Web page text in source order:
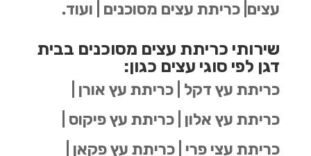
עצים| כריתת עצים מסוכנים | ועוד.
שירותי כריתת עצים מסוכנים בבית
דגן לפי סוגי עצים כגון:
כריתת עץ דקל | כריתת עץ אורן |
כריתת עץ אלון | כריתת עץ פיקוס |
כריתת עצי פרי | כריתת עץ פקאן |